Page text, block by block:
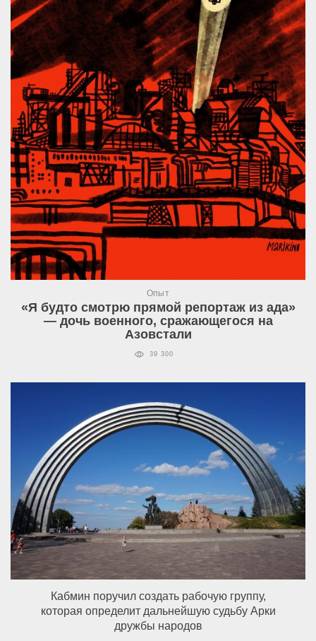
Опыт
«Я будто смотрю прямой репортаж из ада»
— дочь военного, сражающегося на
Азовстали
39 300
Кабмин поручил создать рабочую группу,
которая определит дальнейшую судьбу Арки
дружбы народов